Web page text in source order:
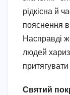
рідкісна й
пояснення
Насправді ж
людей
Святий